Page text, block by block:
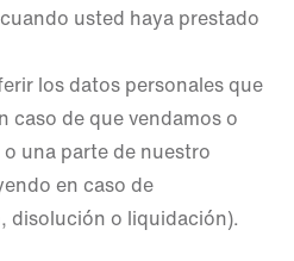
usted haya prestado
los datos personales que
caso de que vendamos o
una parte de nuestro
en caso de
disolución o liquidación).